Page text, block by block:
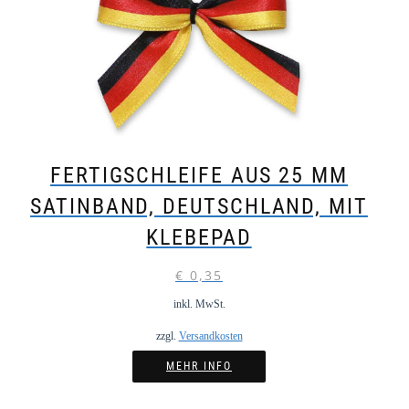
FERTIGSCHLEIFE AUS 25 MM
SATINBAND, DEUTSCHLAND, MIT
KLEBEPAD
€ 0,35
inkl. MwSt.
zzgl. Versandkosten
MEHR INFO